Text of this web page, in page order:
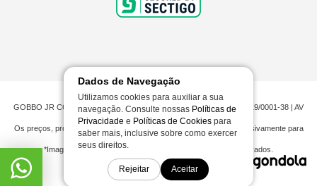
GOBBO JR COMERCIO DE PNEUMATICOS LTDA | CNPJ 00.201.519/0001-38 | AV
CAMPOS NOVOS, 623 - ITAJAÍ, SC
Os preços, promoções e condições de pagamento são válidos exclusivamente para
compras efetuadas em nossa loja virtual.
*Imagens meramente ilustrativas | © Todos os direitos reservados.
Dados de Navegação
Utilizamos cookies para auxiliar a sua
navegação. Consulte nossas Políticas de
Privacidade e Políticas de Cookiespara
saber mais, inclusive sobre como exercer
seus direitos.
Rejeitar Aceitar